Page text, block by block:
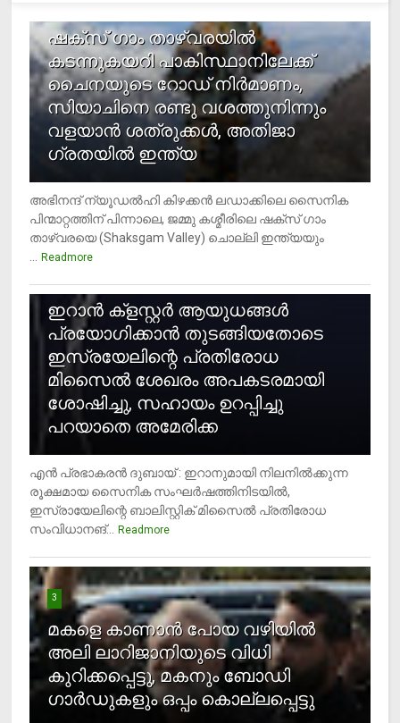
ഷക്സ് ​ഗാം താഴ്‌വരയിൽ
കടന്നുകയറി പാകിസ്ഥാനിലേക്ക്
ചൈനയുടെ റോഡ് നിർമാണം,
സിയാചിനെ രണ്ടു വശത്തുനിന്നും
വളയാൻ ശത്രുക്കൾ, അതിജാ​
ഗ്രതയിൽ ഇന്ത്യ
അഭിനന്ദ് ന്യൂഡൽഹി കിഴക്കൻ ലഡാക്കിലെ സൈനിക
പിന്മാറ്റത്തിന് പിന്നാലെ, ജമ്മു കശ്മീരിലെ ഷക്സ് ​ഗാം
താഴ്‌വരയെ (Shaksgam Valley) ചൊല്ലി ഇന്ത്യയും
Readmore
ഇറാന്‍ ക്‌ളസ്റ്റര്‍ ആയുധങ്ങള്‍
പ്രയോഗിക്കാന്‍ തുടങ്ങിയതോടെ
ഇസ്രയേലിന്റെ പ്രതിരോധ
മിസൈല്‍ ശേഖരം അപകടരമായി
ശോഷിച്ചു, സഹായം ഉറപ്പിച്ചു
പറയാതെ അമേരിക്ക
എന്‍ പ്രഭാകരന്‍ ദുബായ് : ഇറാനുമായി നിലനില്‍ക്കുന്ന
രൂക്ഷമായ സൈനിക സംഘര്‍ഷത്തിനിടയില്‍,
ഇസ്രായേലിന്റെ ബാലിസ്റ്റിക് മിസൈല്‍ പ്രതിരോധ
സംവിധാനങ്...
Readmore
3
മകളെ കാണാന്‍ പോയ വഴിയില്‍
അലി ലാറിജാനിയുടെ വിധി
കുറിക്കപ്പെട്ടു, മകനും ബോഡി
ഗാര്‍ഡുകളും ഒപ്പം കൊല്ലപ്പെട്ടു